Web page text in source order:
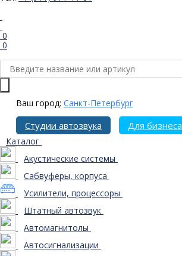
0
0
Ваш город: Санкт-Петербург
Студии автозвука Для бизнеса
Каталог
Акустические системы
Сабвуферы, корпуса
Усилители, процессоры
Штатный автозвук
Автомагнитолы
Автосигнализации